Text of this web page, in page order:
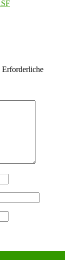
Erforderliche